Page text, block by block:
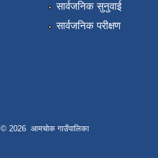
सार्वजनिक सुनुवाई
सार्वजनिक परीक्षण
© 2026 आमचोक गाउँपालिका